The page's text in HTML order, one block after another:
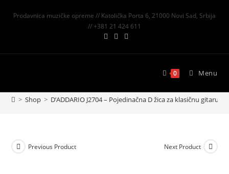
Prodavnica muzičke opreme // Katolička Porta 6, 21000 Novi Sad, Srbija
// +381 21 424 611
0 Menu
> Shop > D’ADDARIO J2704 – Pojedinačna D žica za klasičnu gitaru
Previous Product Next Product